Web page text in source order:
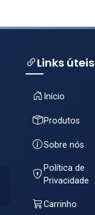
Links úteis
Início
Produtos
Sobre nós
Política de
Privacidade
Carrinho